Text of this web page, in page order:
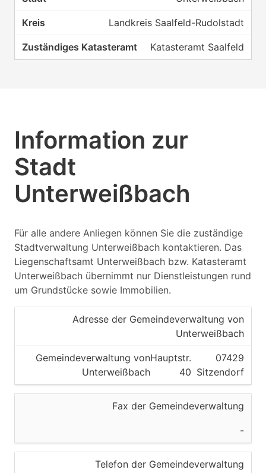
Landkreis Saalfeld-Rudolstadt
Katasteramt Saalfeld
Information zur
Stadt
Unterweißbach
Für alle andere Anliegen können Sie die zuständige
Stadtverwaltung Unterweißbach kontaktieren. Das
Liegenschaftsamt Unterweißbach bzw. Katasteramt
Unterweißbach übernimmt nur Dienstleistungen rund
um Grundstücke sowie Immobilien.
Adresse der Gemeindeverwaltung von
Unterweißbach
Gemeindeverwaltung von
Unterweißbach
Hauptstr.
40
07429
Sitzendorf
Fax der Gemeindeverwaltung
-
Telefon der Gemeindeverwaltung